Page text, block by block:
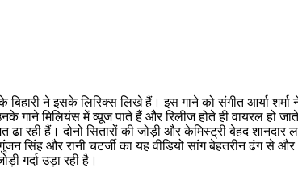
ने इसके लिरिक्स लिखे हैं। इस गाने को संगीत आर्या शर्मा
गाने मिलियंस में व्यूज पाते हैं और रिलीज होते ही वायरल हो
रही हैं। दोनो सितारों की जोड़ी और केमिस्ट्री बेहद शानदार
और रानी चटर्जी का यह वीडियो सांग बेहतरीन ढंग से
गर्दा उड़ा रही है।